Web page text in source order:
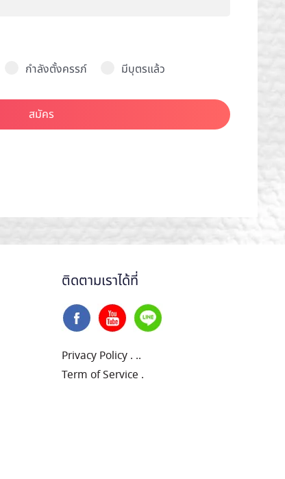
กำลังตั้งครรภ์ มีบุตรแล้ว
สมัคร
ติดตามเราได้ที่
Privacy Policy . ..
Term of Service .